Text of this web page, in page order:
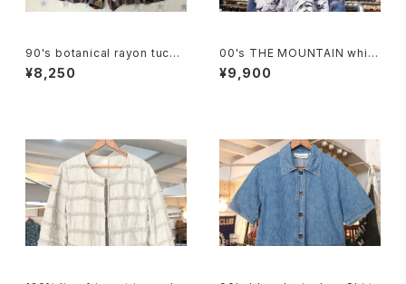
90's botanical rayon tucke
d Culottes
¥8,250
00's THE MOUNTAIN white
tiger tie-dye tee Dress
¥9,900